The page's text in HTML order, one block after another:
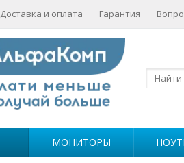
Доставка и оплата Гарантия
МОНИТОРЫ